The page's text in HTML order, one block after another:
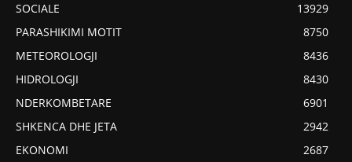
SOCIALE
13929
PARASHIKIMI MOTIT
8750
METEOROLOGJI
8436
HIDROLOGJI
8430
NDERKOMBETARE
6901
SHKENCA DHE JETA
2942
EKONOMI
2687